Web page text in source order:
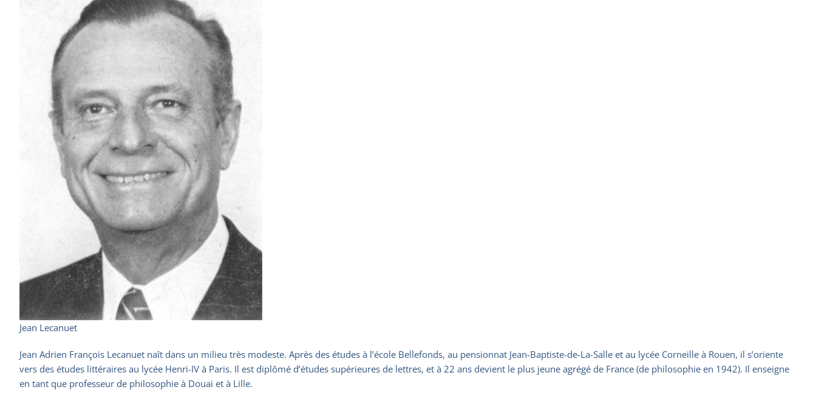
Jean Lecanuet
Jean Adrien François Lecanuet naît dans un milieu très modeste. Après des études à l’école Bellefonds, au pensionnat Jean-Baptiste-de-La-Salle et au lycée Corneille à Rouen, il s’oriente
vers des études littéraires au lycée Henri-IV à Paris. Il est diplômé d’études supérieures de lettres, et à 22 ans devient le plus jeune agrégé de France (de philosophie en 1942). Il enseigne
en tant que professeur de philosophie à Douai et à Lille.